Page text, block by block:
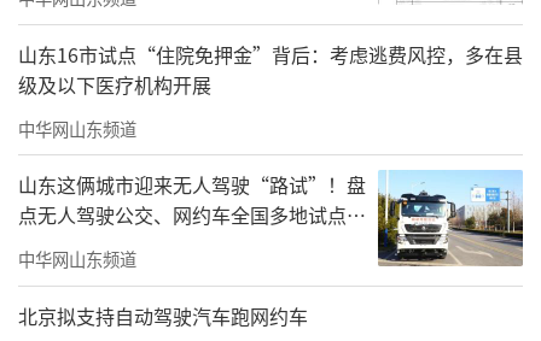
山东16市试点“住院免押金”背后：考虑逃费风控，多在县
级及以下医疗机构开展
中华网山东频道
山东这俩城市迎来无人驾驶“路试”！盘
点无人驾驶公交、网约车全国多地试点之
路
中华网山东频道
北京拟支持自动驾驶汽车跑网约车